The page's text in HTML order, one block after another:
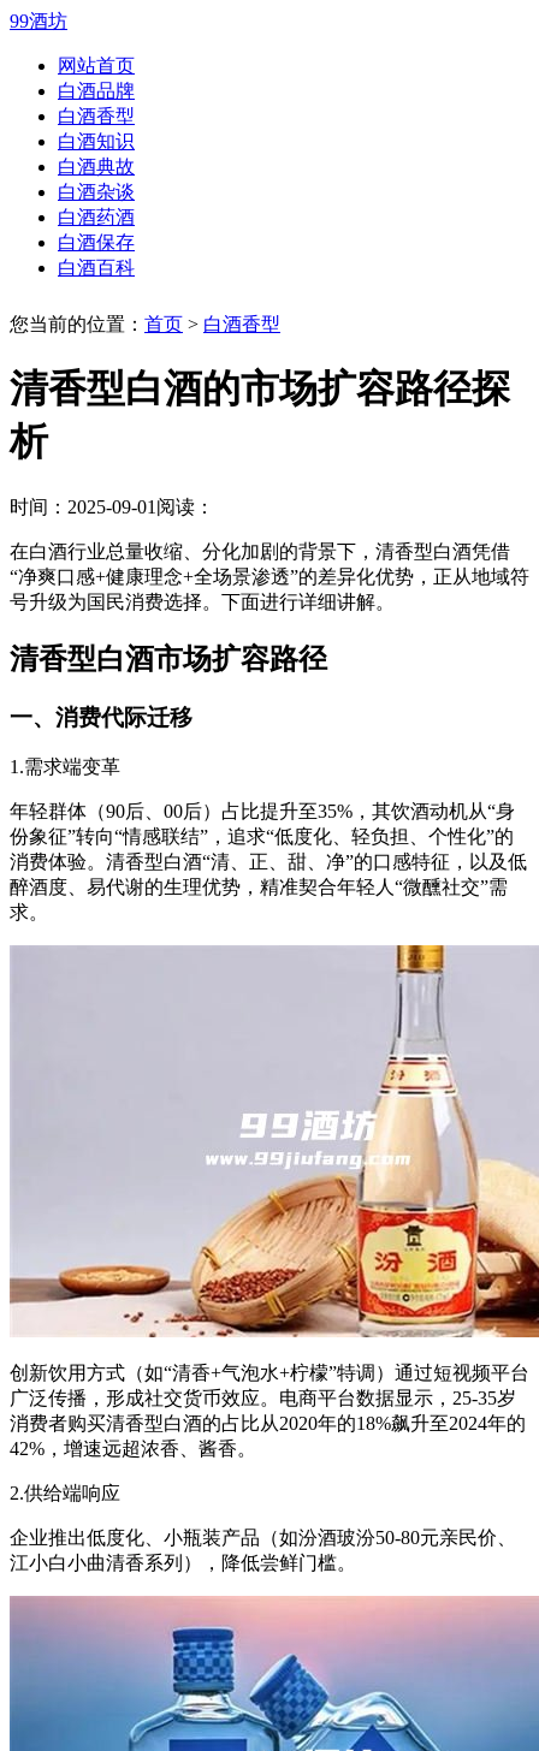
99酒坊
网站首页
白酒品牌
白酒香型
白酒知识
白酒典故
白酒杂谈
白酒药酒
白酒保存
白酒百科
您当前的位置： 首页 > 白酒香型
清香型白酒的市场扩容路径探
析
时间：2025-09-01 阅读：
在白酒行业总量收缩、分化加剧的背景下，清香型白酒凭借
“净爽口感+健康理念+全场景渗透”的差异化优势，正从地域符
号升级为国民消费选择。下面进行详细讲解。
清香型白酒市场扩容路径
一、消费代际迁移
1.需求端变革
年轻群体（90后、00后）占比提升至35%，其饮酒动机从“身
份象征”转向“情感联结”，追求“低度化、轻负担、个性化”的
消费体验。清香型白酒“清、正、甜、净”的口感特征，以及低
醉酒度、易代谢的生理优势，精准契合年轻人“微醺社交”需
求。
创新饮用方式（如“清香+气泡水+柠檬”特调）通过短视频平台
广泛传播，形成社交货币效应。电商平台数据显示，25-35岁
消费者购买清香型白酒的占比从2020年的18%飙升至2024年的
42%，增速远超浓香、酱香。
2.供给端响应
企业推出低度化、小瓶装产品（如汾酒玻汾50-80元亲民价、
江小白小曲清香系列），降低尝鲜门槛。